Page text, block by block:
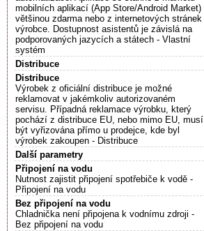
mobilních aplikací (App Store/Android Market)
většinou zdarma nebo z internetových stránek
výrobce. Dostupnost asistentů je závislá na
podporovaných jazycích a státech - Vlastní
systém
Distribuce
Distribuce
Výrobek z oficiální distribuce je možné
reklamovat v jakémkoliv autorizovaném
servisu. Případná reklamace výrobku, který
pochází z distribuce EU, nebo mimo EU, musí
být vyřizována přímo u prodejce, kde byl
výrobek zakoupen - Distribuce
Další parametry
Připojení na vodu
Nutnost zajistit připojení spotřebiče k vodě -
Připojení na vodu
Bez připojení na vodu
Chladnička není připojena k vodnímu zdroji -
Bez připojení na vodu